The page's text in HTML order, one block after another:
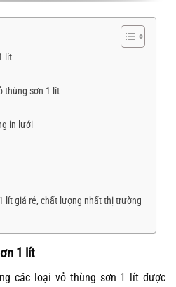
lít
thùng sơn 1 lít
in lưới
lít giá rẻ, chất lượng nhất thị trường
1 lít
các loại vỏ thùng sơn 1 lít được